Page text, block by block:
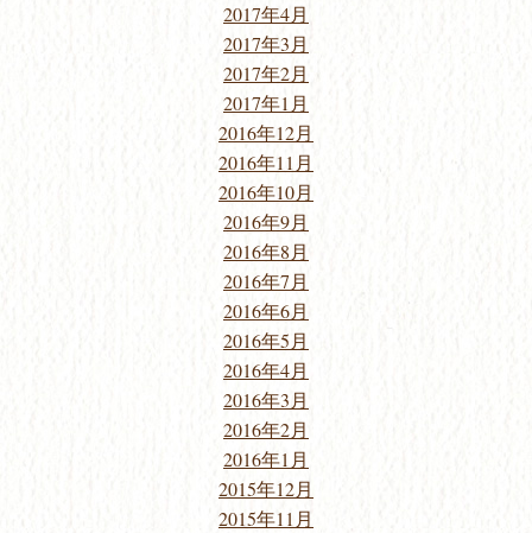
2017年4月
2017年3月
2017年2月
2017年1月
2016年12月
2016年11月
2016年10月
2016年9月
2016年8月
2016年7月
2016年6月
2016年5月
2016年4月
2016年3月
2016年2月
2016年1月
2015年12月
2015年11月